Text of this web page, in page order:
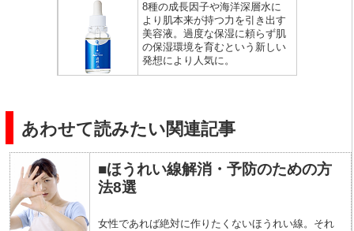
8種の成長因子や海洋深層水に
より肌本来が持つ力を引き出す
美容液。過度な保湿に頼らず肌
の保湿環境を育むという新しい
発想により人気に。
あわせて読みたい関連記事
■ほうれい線解消・予防のための方
法8選
女性であれば絶対に作りたくないほうれい線。それ